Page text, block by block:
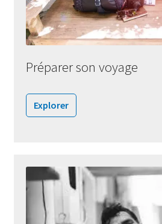
Préparer son voyage
Explorer